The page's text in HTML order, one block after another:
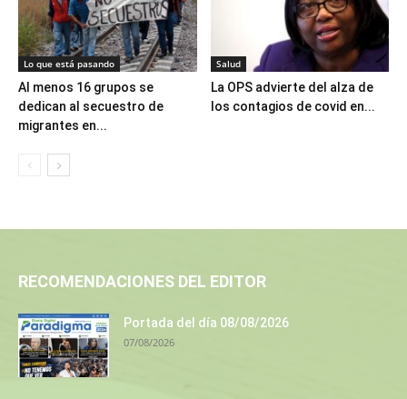
Lo que está pasando
Al menos 16 grupos se
dedican al secuestro de
migrantes en...
Salud
La OPS advierte del alza de
los contagios de covid en...
RECOMENDACIONES DEL EDITOR
Portada del día 08/08/2026
07/08/2026